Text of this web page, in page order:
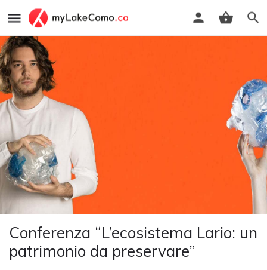
Conferenza “L’ecosistema Lario: un
patrimonio da preservare”